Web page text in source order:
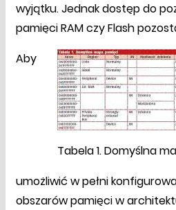
wyjątku. Jednak dostęp do
pamięci RAM czy Flash
Tabela 1. Domyślna
Aby
umożliwić w pełni
obszarów pamięci w